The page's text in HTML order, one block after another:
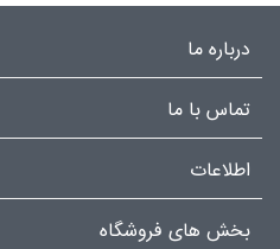
درباره ما
تماس با ما
اطلاعات
بخش های فروشگاه